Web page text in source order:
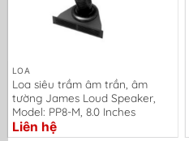
LOA
Loa siêu trầm âm trần, âm
tường James Loud Speaker,
Model: PP8-M, 8.0 Inches
Liên hệ